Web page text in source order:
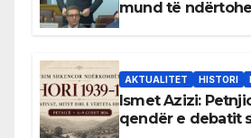
mund të
AKTUALITET HISTORI
Ismet Azizi:
qendër e debatit